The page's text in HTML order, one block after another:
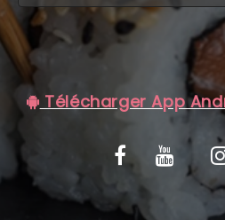
C.G.V
Télécharger App